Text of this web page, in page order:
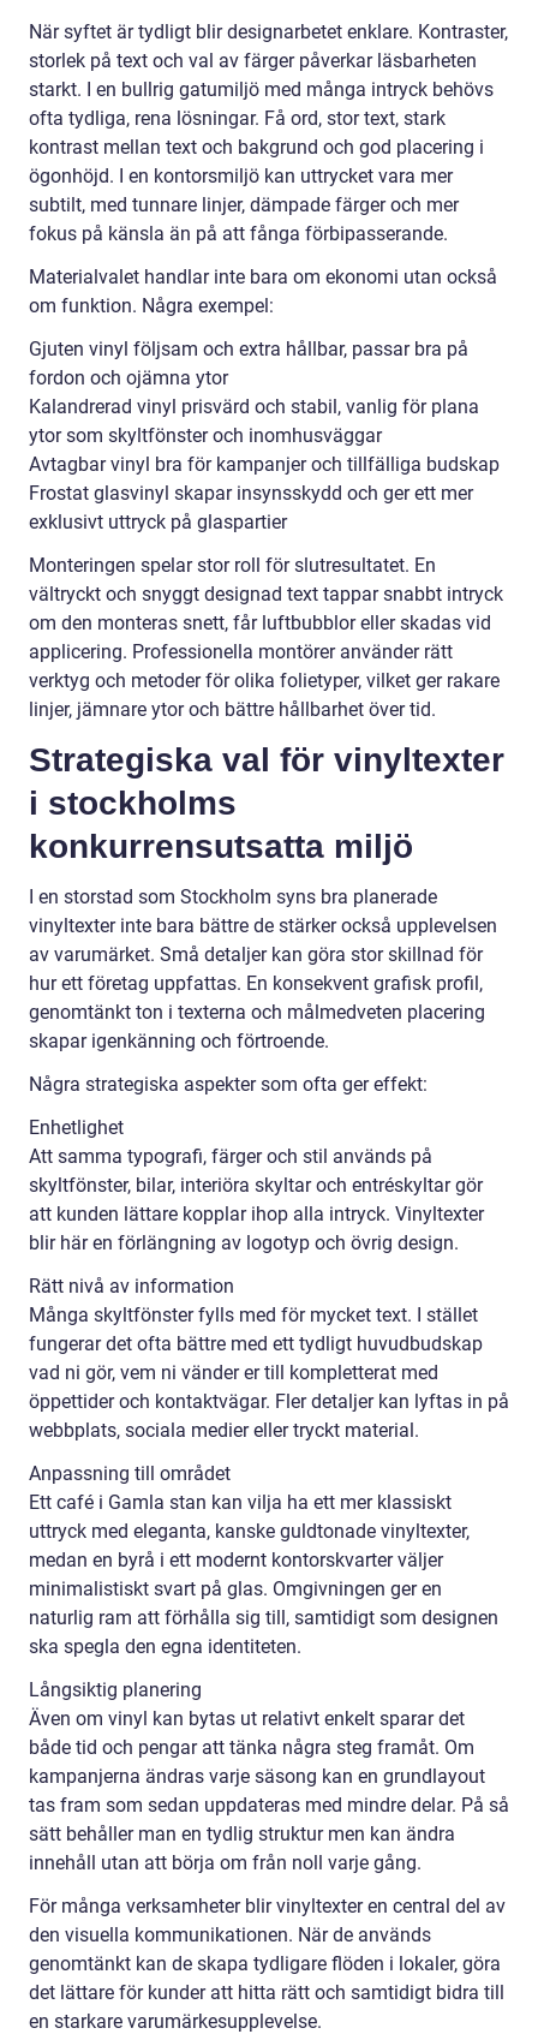
När syftet är tydligt blir designarbetet enklare. Kontraster,
storlek på text och val av färger påverkar läsbarheten
starkt. I en bullrig gatumiljö med många intryck behövs
ofta tydliga, rena lösningar. Få ord, stor text, stark
kontrast mellan text och bakgrund och god placering i
ögonhöjd. I en kontorsmiljö kan uttrycket vara mer
subtilt, med tunnare linjer, dämpade färger och mer
fokus på känsla än på att fånga förbipasserande.
Materialvalet handlar inte bara om ekonomi utan också
om funktion. Några exempel:
Gjuten vinyl följsam och extra hållbar, passar bra på
fordon och ojämna ytor
Kalandrerad vinyl prisvärd och stabil, vanlig för plana
ytor som skyltfönster och inomhusväggar
Avtagbar vinyl bra för kampanjer och tillfälliga budskap
Frostat glasvinyl skapar insynsskydd och ger ett mer
exklusivt uttryck på glaspartier
Monteringen spelar stor roll för slutresultatet. En
vältryckt och snyggt designad text tappar snabbt intryck
om den monteras snett, får luftbubblor eller skadas vid
applicering. Professionella montörer använder rätt
verktyg och metoder för olika folietyper, vilket ger rakare
linjer, jämnare ytor och bättre hållbarhet över tid.
Strategiska val för vinyltexter
i stockholms
konkurrensutsatta miljö
I en storstad som Stockholm syns bra planerade
vinyltexter inte bara bättre de stärker också upplevelsen
av varumärket. Små detaljer kan göra stor skillnad för
hur ett företag uppfattas. En konsekvent grafisk profil,
genomtänkt ton i texterna och målmedveten placering
skapar igenkänning och förtroende.
Några strategiska aspekter som ofta ger effekt:
Enhetlighet
Att samma typografi, färger och stil används på
skyltfönster, bilar, interiöra skyltar och entréskyltar gör
att kunden lättare kopplar ihop alla intryck. Vinyltexter
blir här en förlängning av logotyp och övrig design.
Rätt nivå av information
Många skyltfönster fylls med för mycket text. I stället
fungerar det ofta bättre med ett tydligt huvudbudskap
vad ni gör, vem ni vänder er till kompletterat med
öppettider och kontaktvägar. Fler detaljer kan lyftas in på
webbplats, sociala medier eller tryckt material.
Anpassning till området
Ett café i Gamla stan kan vilja ha ett mer klassiskt
uttryck med eleganta, kanske guldtonade vinyltexter,
medan en byrå i ett modernt kontorskvarter väljer
minimalistiskt svart på glas. Omgivningen ger en
naturlig ram att förhålla sig till, samtidigt som designen
ska spegla den egna identiteten.
Långsiktig planering
Även om vinyl kan bytas ut relativt enkelt sparar det
både tid och pengar att tänka några steg framåt. Om
kampanjerna ändras varje säsong kan en grundlayout
tas fram som sedan uppdateras med mindre delar. På så
sätt behåller man en tydlig struktur men kan ändra
innehåll utan att börja om från noll varje gång.
För många verksamheter blir vinyltexter en central del av
den visuella kommunikationen. När de används
genomtänkt kan de skapa tydligare flöden i lokaler, göra
det lättare för kunder att hitta rätt och samtidigt bidra till
en starkare varumärkesupplevelse.